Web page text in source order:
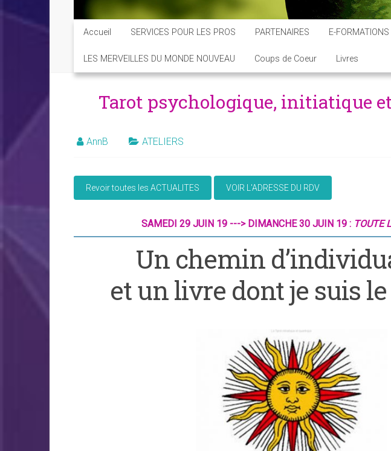
Accueil SERVICES POUR LES PROS PARTENAIRES E-FORMATIONS
LES MERVEILLES DU MONDE NOUVEAU Coups de Coeur Livres
Tarot psychologique, initiatique
AnnB ATELIERS
SAMEDI 29 JUIN 19 ---> DIMANCHE 30 JUIN 19 : TOUTE
Un chemin
et un livre dont je suis